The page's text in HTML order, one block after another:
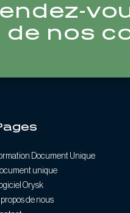
de nos
Document Unique
unique
Orysk
de nous